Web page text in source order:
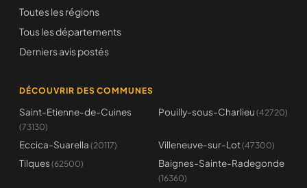
Toutes les régions
Tous les départements
Derniers avis postés
DÉCOUVRIR DES COMMUNES
Saint-Etienne-de-Cuines
(73130)
Pouilly-sous-Charlieu (42720)
Eccica-Suarella (20117) Villeneuve-sur-Lot(47300)
Tilques (62500) Baignes-Sainte-Radegonde
(16360)